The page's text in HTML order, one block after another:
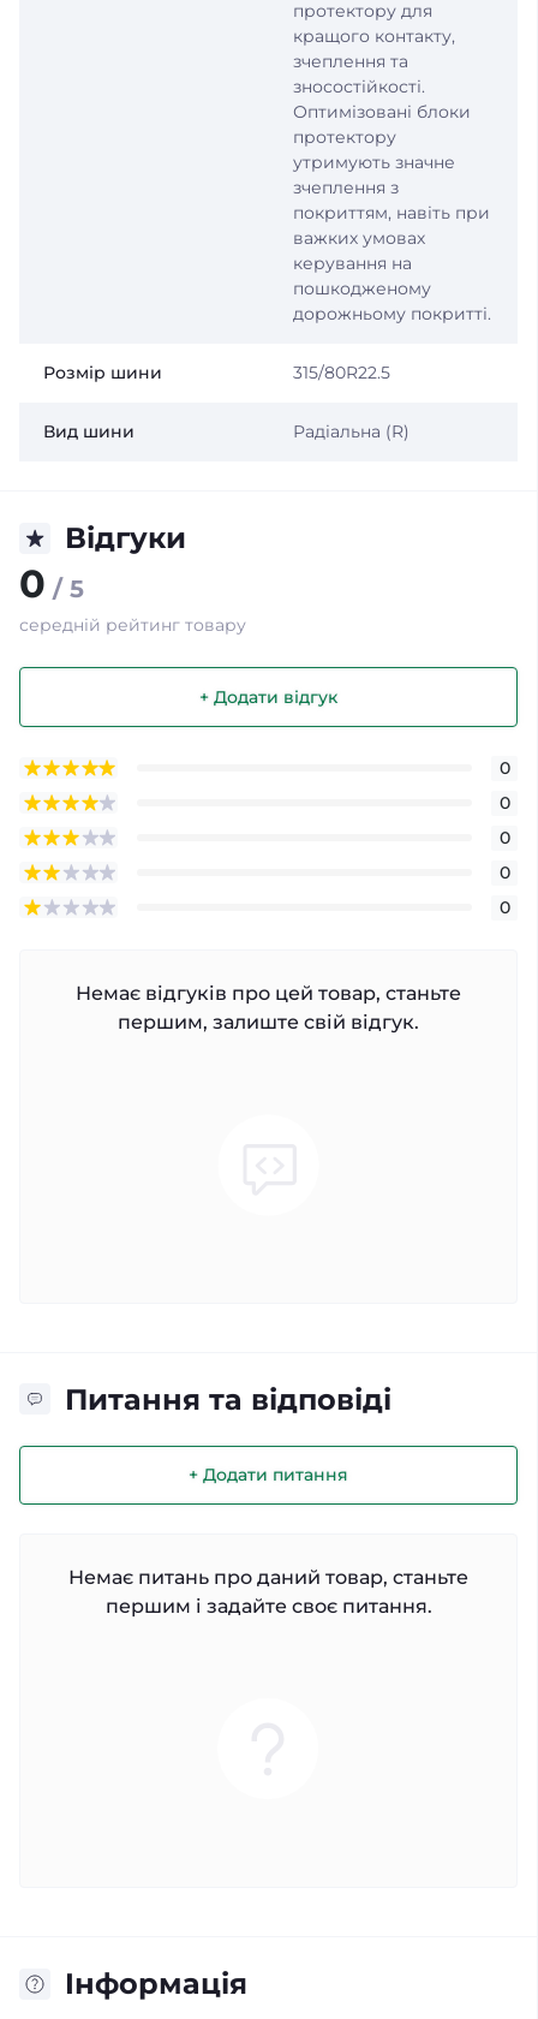
протектору для
кращого контакту,
зчеплення та
зносостійкості.
Оптимізовані блоки
протектору
утримують значне
зчеплення з
покриттям, навіть при
важких умовах
керування на
пошкодженому
дорожньому покритті.
Розмір шини 315/80R22.5
Вид шини Радіальна (R)
Відгуки
0 / 5
середній рейтинг товару
+ Додати відгук
0
0
0
0
0
Немає відгуків про цей товар, станьте
першим, залиште свій відгук.
Питання та відповіді
+ Додати питання
Немає питань про даний товар, станьте
першим і задайте своє питання.
Iнформація